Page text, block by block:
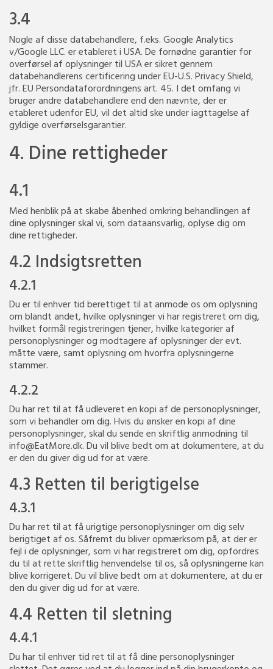
3.4
Nogle af disse databehandlere, f.eks. Google Analytics
v/Google LLC. er etableret i USA. De fornødne garantier for
overførsel af oplysninger til USA er sikret gennem
databehandlerens certificering under EU-U.S. Privacy Shield,
jfr. EU Persondataforordningens art. 45. I det omfang vi
bruger andre databehandlere end den nævnte, der er
etableret udenfor EU, vil det altid ske under iagttagelse af
gyldige overførselsgarantier.
4. Dine rettigheder
4.1
Med henblik på at skabe åbenhed omkring behandlingen af
dine oplysninger skal vi, som dataansvarlig, oplyse dig om
dine rettigheder.
4.2 Indsigtsretten
4.2.1
Du er til enhver tid berettiget til at anmode os om oplysning
om blandt andet, hvilke oplysninger vi har registreret om dig,
hvilket formål registreringen tjener, hvilke kategorier af
personoplysninger og modtagere af oplysninger der evt.
måtte være, samt oplysning om hvorfra oplysningerne
stammer.
4.2.2
Du har ret til at få udleveret en kopi af de personoplysninger,
som vi behandler om dig. Hvis du ønsker en kopi af dine
personoplysninger, skal du sende en skriftlig anmodning til
info@EatMore.dk. Du vil blive bedt om at dokumentere, at du
er den du giver dig ud for at være.
4.3 Retten til berigtigelse
4.3.1
Du har ret til at få urigtige personoplysninger om dig selv
berigtiget af os. Såfremt du bliver opmærksom på, at der er
fejl i de oplysninger, som vi har registreret om dig, opfordres
du til at rette skriftlig henvendelse til os, så oplysningerne kan
blive korrigeret. Du vil blive bedt om at dokumentere, at du er
den du giver dig ud for at være.
4.4 Retten til sletning
4.4.1
Du har til enhver tid ret til at få dine personoplysninger